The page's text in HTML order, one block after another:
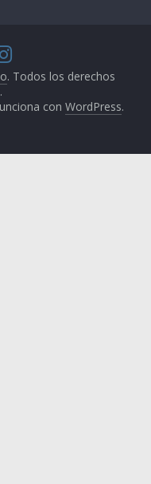
. Todos los derechos
conWordPress.